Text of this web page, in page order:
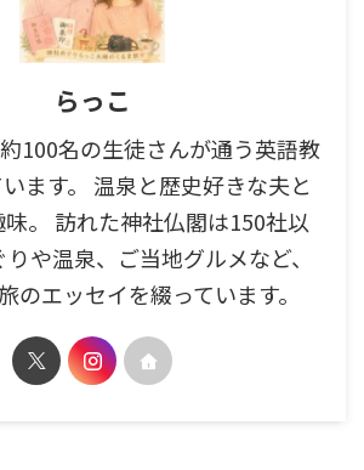
らっこ
100名の生徒さんが通う英語教
ます。 温泉と歴史好きな夫と
。 訪れた神社仏閣は150社以
りや温泉、ご当地グルメなど、
のエッセイを綴っています。